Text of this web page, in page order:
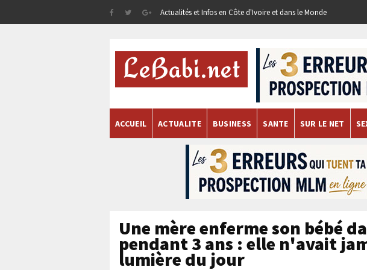
Actualités et Infos en Côte d'Ivoire et dans le Monde
ACCUEIL ACTUALITE BUSINESS SANTE SUR LE NET
Une mère enferme son bébé
pendant 3 ans : elle n'avait
lumière du jour